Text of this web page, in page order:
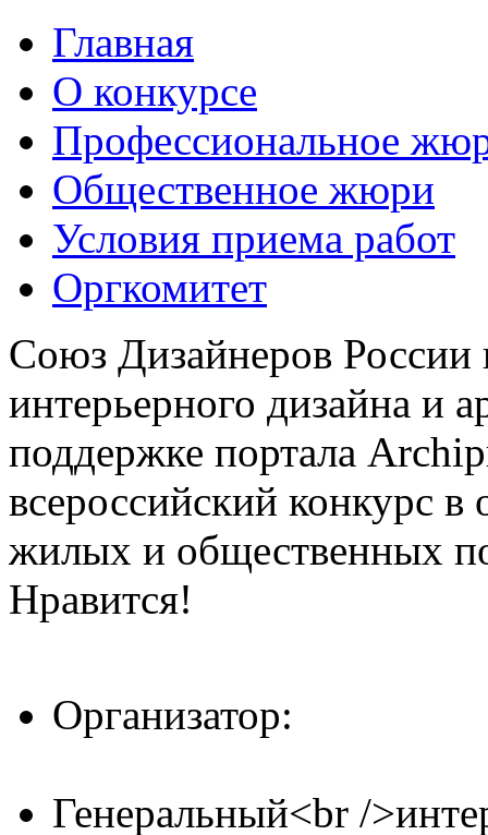
Главная
О конкурсе
Профессиональное
Общественное жюри
Условия приема работ
Оргкомитет
Союз Дизайнеров России
интерьерного дизайна и
поддержке портала
всероссийский конкурс в
жилых и общественных
Нравится!
Организатор:
Генеральный<br /